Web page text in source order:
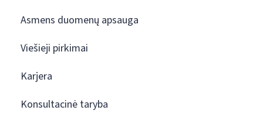
Asmens duomenų apsauga
Viešieji pirkimai
Karjera
Konsultacinė taryba